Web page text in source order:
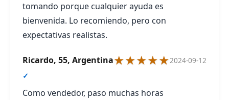
tomando porque cualquier ayuda es
bienvenida. Lo recomiendo, pero con
expectativas realistas.
Ricardo, 55, Argentina★★★★★2024-09-12
✓
Como vendedor, paso muchas horas